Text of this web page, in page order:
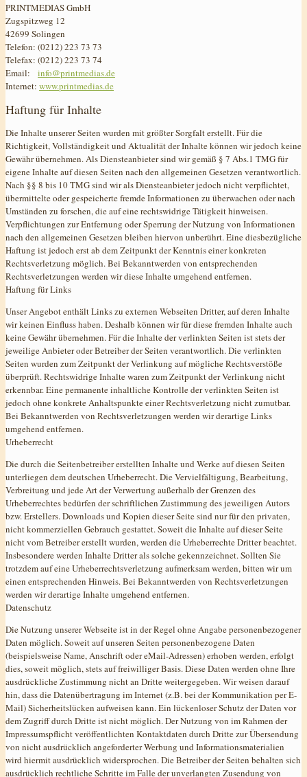
PRINTMEDIAS GmbH
Zugspitzweg 12
42699 Solingen
Telefon: (0212) 223 73 73
Telefax: (0212) 223 73 74
Email: info@printmedias.de
Internet: www.printmedias.de
Haftung für Inhalte
Die Inhalte unserer Seiten wurden mit größter Sorgfalt erstellt. Für die
Richtigkeit, Vollständigkeit und Aktualität der Inhalte können wir jedoch keine
Gewähr übernehmen. Als Diensteanbieter sind wir gemäß § 7 Abs.1 TMG für
eigene Inhalte auf diesen Seiten nach den allgemeinen Gesetzen verantwortlich.
Nach §§ 8 bis 10 TMG sind wir als Diensteanbieter jedoch nicht verpflichtet,
übermittelte oder gespeicherte fremde Informationen zu überwachen oder nach
Umständen zu forschen, die auf eine rechtswidrige Tätigkeit hinweisen.
Verpflichtungen zur Entfernung oder Sperrung der Nutzung von Informationen
nach den allgemeinen Gesetzen bleiben hiervon unberührt. Eine diesbezügliche
Haftung ist jedoch erst ab dem Zeitpunkt der Kenntnis einer konkreten
Rechtsverletzung möglich. Bei Bekanntwerden von entsprechenden
Rechtsverletzungen werden wir diese Inhalte umgehend entfernen.
Haftung für Links
Unser Angebot enthält Links zu externen Webseiten Dritter, auf deren Inhalte
wir keinen Einfluss haben. Deshalb können wir für diese fremden Inhalte auch
keine Gewähr übernehmen. Für die Inhalte der verlinkten Seiten ist stets der
jeweilige Anbieter oder Betreiber der Seiten verantwortlich. Die verlinkten
Seiten wurden zum Zeitpunkt der Verlinkung auf mögliche Rechtsverstöße
überprüft. Rechtswidrige Inhalte waren zum Zeitpunkt der Verlinkung nicht
erkennbar. Eine permanente inhaltliche Kontrolle der verlinkten Seiten ist
jedoch ohne konkrete Anhaltspunkte einer Rechtsverletzung nicht zumutbar.
Bei Bekanntwerden von Rechtsverletzungen werden wir derartige Links
umgehend entfernen.
Urheberrecht
Die durch die Seitenbetreiber erstellten Inhalte und Werke auf diesen Seiten
unterliegen dem deutschen Urheberrecht. Die Vervielfältigung, Bearbeitung,
Verbreitung und jede Art der Verwertung außerhalb der Grenzen des
Urheberrechtes bedürfen der schriftlichen Zustimmung des jeweiligen Autors
bzw. Erstellers. Downloads und Kopien dieser Seite sind nur für den privaten,
nicht kommerziellen Gebrauch gestattet. Soweit die Inhalte auf dieser Seite
nicht vom Betreiber erstellt wurden, werden die Urheberrechte Dritter beachtet.
Insbesondere werden Inhalte Dritter als solche gekennzeichnet. Sollten Sie
trotzdem auf eine Urheberrechtsverletzung aufmerksam werden, bitten wir um
einen entsprechenden Hinweis. Bei Bekanntwerden von Rechtsverletzungen
werden wir derartige Inhalte umgehend entfernen.
Datenschutz
Die Nutzung unserer Webseite ist in der Regel ohne Angabe personenbezogener
Daten möglich. Soweit auf unseren Seiten personenbezogene Daten
(beispielsweise Name, Anschrift oder eMail-Adressen) erhoben werden, erfolgt
dies, soweit möglich, stets auf freiwilliger Basis. Diese Daten werden ohne Ihre
ausdrückliche Zustimmung nicht an Dritte weitergegeben. Wir weisen darauf
hin, dass die Datenübertragung im Internet (z.B. bei der Kommunikation per E-
Mail) Sicherheitslücken aufweisen kann. Ein lückenloser Schutz der Daten vor
dem Zugriff durch Dritte ist nicht möglich. Der Nutzung von im Rahmen der
Impressumspflicht veröffentlichten Kontaktdaten durch Dritte zur Übersendung
von nicht ausdrücklich angeforderter Werbung und Informationsmaterialien
wird hiermit ausdrücklich widersprochen. Die Betreiber der Seiten behalten sich
ausdrücklich rechtliche Schritte im Falle der unverlangten Zusendung von